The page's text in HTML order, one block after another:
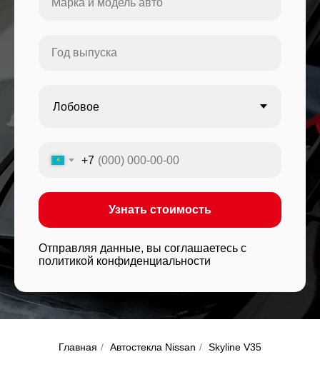
+7
Узнать стоимость
Отправляя данные, вы соглашаетесь с
политикой конфиденциальности
Главная / Автостекла Nissan / Skyline V35